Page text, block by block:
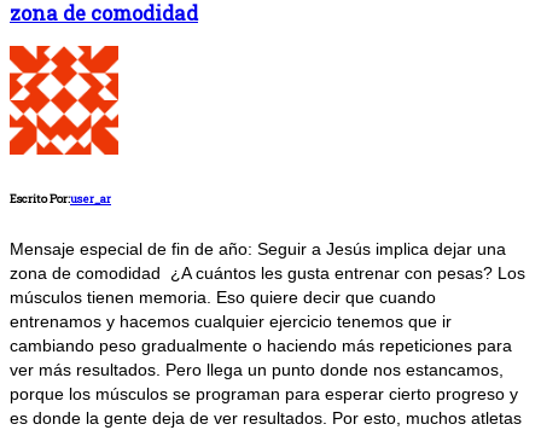
zona de comodidad
Escrito Por:user_ar
Mensaje especial de fin de año: Seguir a Jesús implica dejar una
zona de comodidad ¿A cuántos les gusta entrenar con pesas? Los
músculos tienen memoria. Eso quiere decir que cuando
entrenamos y hacemos cualquier ejercicio tenemos que ir
cambiando peso gradualmente o haciendo más repeticiones para
ver más resultados. Pero llega un punto donde nos estancamos,
porque los músculos se programan para esperar cierto progreso y
es donde la gente deja de ver resultados. Por esto, muchos atletas